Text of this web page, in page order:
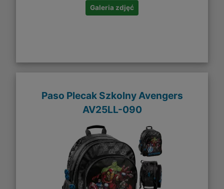
Galeria zdjęć
Paso Plecak Szkolny Avengers
AV25LL-090